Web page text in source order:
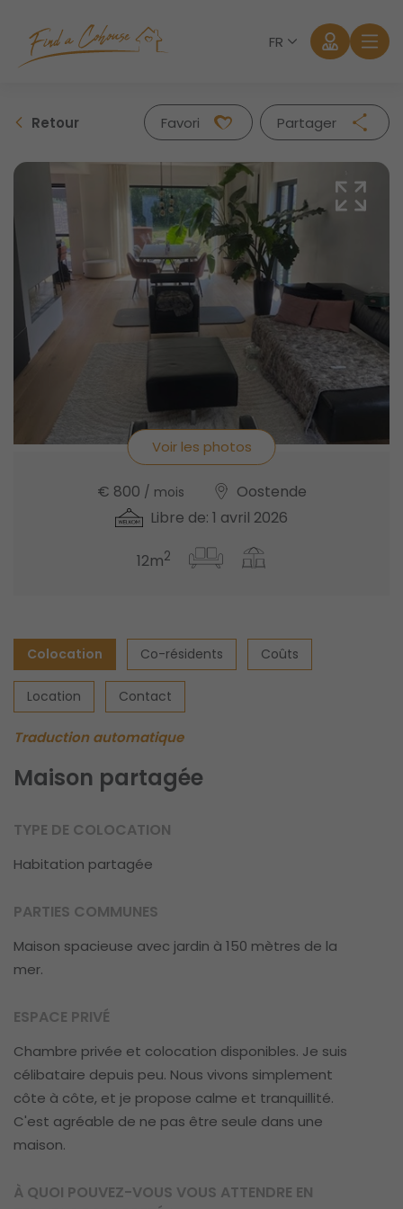
FR
Se connecter
Mot de passe oublié?
Retour Favori
Partager
Facebook
Twitter
Whatsapp
Voir les photos
€ 800 / mois
Oostende
Libre de: 1 avril 2026
12m2
Colocation Co-résidents Coûts
Location Contact
Traduction automatique
Maison partagée
TYPE DE COLOCATION
Habitation partagée
PARTIES COMMUNES
Maison spacieuse avec jardin à 150 mètres de la
mer.
ESPACE PRIVÉ
Chambre privée et colocation disponibles. Je suis
célibataire depuis peu. Nous vivons simplement
côte à côte, et je propose calme et tranquillité.
C'est agréable de ne pas être seule dans une
maison.
À QUOI POUVEZ-VOUS VOUS ATTENDRE EN